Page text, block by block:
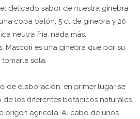
delicado sabor de nuestra ginebra:
copa balón, 5 cl de ginebra y 20
neutra fría, nada más.
Mascori es una ginebra que por su
sola.
de elaboración, en primer lugar se
de los diferentes botánicos naturales
origen agrícola. Al cabo de unos